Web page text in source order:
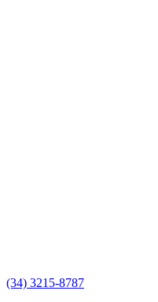
(34) 3215-8787